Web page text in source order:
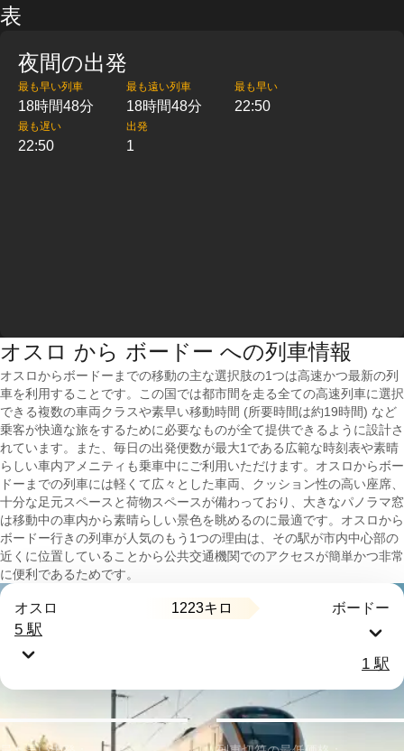
表
夜間の出発
最も早い列車
18時間48分
最も遠い列車
18時間48分
最も早い
22:50
最も遅い
22:50
出発
1
オスロ から ボードー への列車情報
オスロからボードーまでの移動の主な選択肢の1つは高速かつ最新の列
車を利用することです。この国では都市間を走る全ての高速列車に選択
できる複数の車両クラスや素早い移動時間 (所要時間は約19時間) など
乗客が快適な旅をするために必要なものが全て提供できるように設計さ
れています。また、毎日の出発便数が最大1である広範な時刻表や素晴
らしい車内アメニティも乗車中にご利用いただけます。オスロからボー
ドーまでの列車には軽くて広々とした車両、クッション性の高い座席、
十分な足元スペースと荷物スペースが備わっており、大きなパノラマ窓
は移動中の車内から素晴らしい景色を眺めるのに最適です。オスロから
ボードー行きの列車が人気のもう1つの理由は、その駅が市内中心部の
近くに位置していることから公共交通機関でのアクセスが簡単かつ非常
に便利であるためです。
オスロ 1223キロ ボードー
5 駅
1 駅